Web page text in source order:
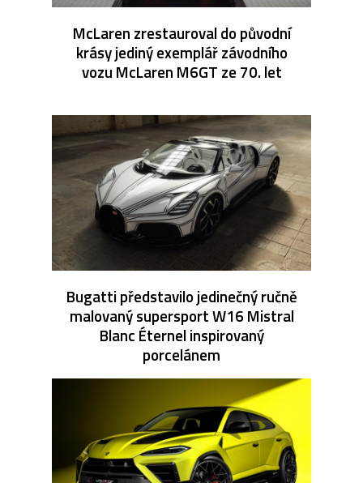
McLaren zrestauroval do původní
krásy jediný exemplář závodního
vozu McLaren M6GT ze 70. let
Bugatti představilo jedinečný ručně
malovaný supersport W16 Mistral
Blanc Éternel inspirovaný
porcelánem